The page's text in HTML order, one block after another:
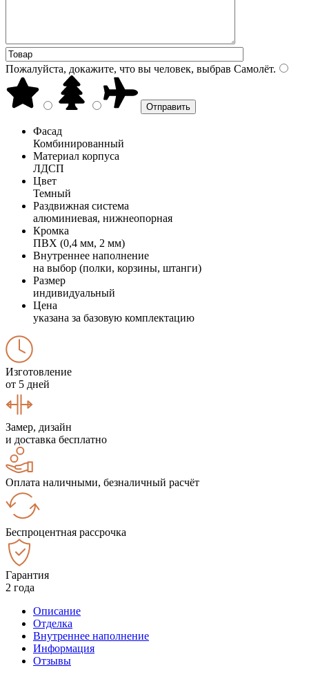
Пожалуйста, докажите, что вы человек, выбрав Самолёт.
Фасад
Комбинированный
Материал корпуса
ЛДСП
Цвет
Темный
Раздвижная система
алюминиевая, нижнеопорная
Кромка
ПВХ (0,4 мм, 2 мм)
Внутреннее наполнение
на выбор (полки, корзины, штанги)
Размер
индивидуальный
Цена
указана за базовую комплектацию
Изготовление
от 5 дней
Замер, дизайн
и доставка бесплатно
Оплата наличными, безналичный расчёт
Беспроцентная рассрочка
Гарантия
2 года
Описание
Отделка
Внутреннее наполнение
Информация
Отзывы